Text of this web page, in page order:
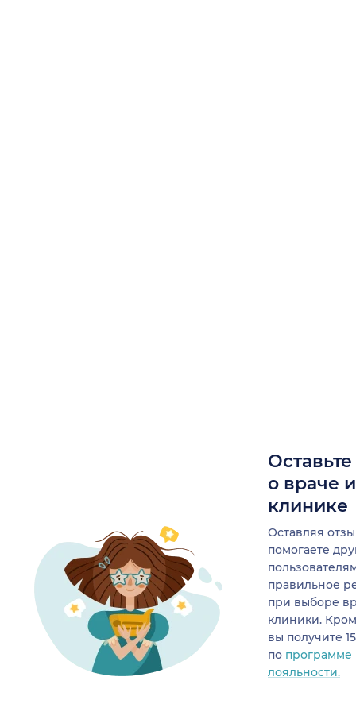
о враче
клинике
Оставляя
помогаете
правильное
при выборе
клиники.
вы получите
по программе
лояльности.